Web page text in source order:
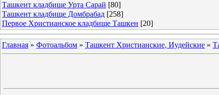
Ташкент кладбище Урта Сарай [80]
Ташкент кладбище Домбрабад [258]
Первое Христианское кладбище Ташкен [20]
Главная » Фотоальбом » Ташкент Христианские, Иудейские »